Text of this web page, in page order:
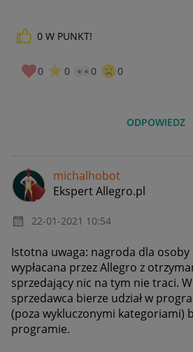
0 W PUNKT!
0 0 0 0
ODPOWIEDZ
michalhobot
Ekspert Allegro.pl
‎22-01-2021 10:54
Istotna uwaga: nagroda dla
wypłacana przez Allegro z
sprzedający nic na tym nie traci.
sprzedawca bierze udział w
(poza wykluczonymi kategoriami)
programie.